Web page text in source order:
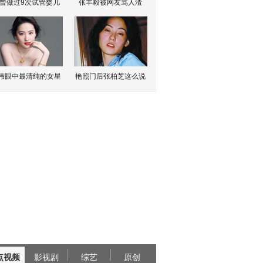
做过9次试管婴儿 张丰毅被网友骂人渣
眼中最清纯的女星 艳照门后张柏芝这么说
视频 影视剧 综艺 原创